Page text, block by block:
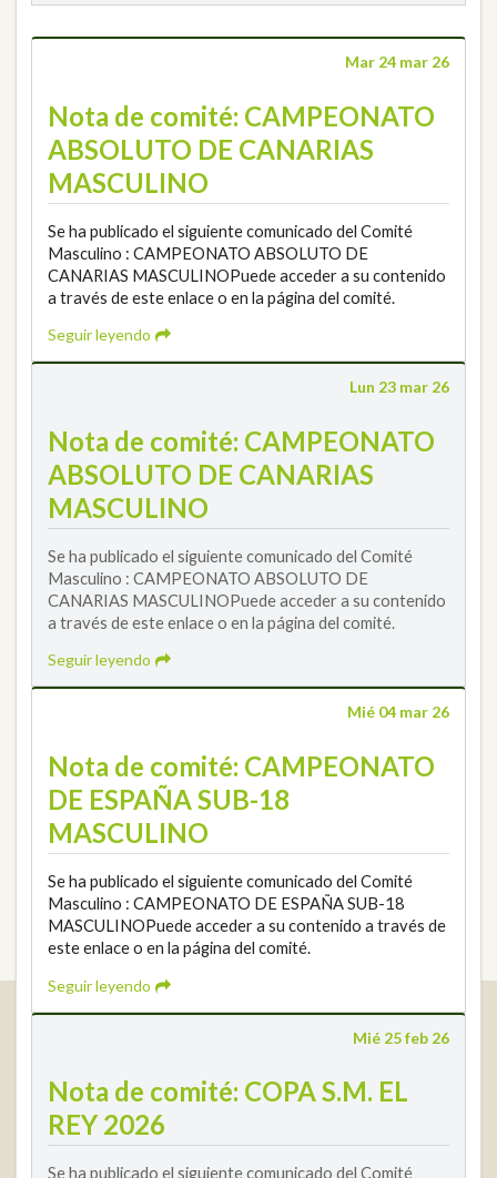
Mar 24 mar 26
Nota de comité: CAMPEONATO
ABSOLUTO DE CANARIAS
MASCULINO
Se ha publicado el siguiente comunicado del Comité
Masculino : CAMPEONATO ABSOLUTO DE
CANARIAS MASCULINOPuede acceder a su contenido
a través de este enlace o en la página del comité.
Seguir leyendo
Lun 23 mar 26
Nota de comité: CAMPEONATO
ABSOLUTO DE CANARIAS
MASCULINO
Se ha publicado el siguiente comunicado del Comité
Masculino : CAMPEONATO ABSOLUTO DE
CANARIAS MASCULINOPuede acceder a su contenido
a través de este enlace o en la página del comité.
Seguir leyendo
Mié 04 mar 26
Nota de comité: CAMPEONATO
DE ESPAÑA SUB-18
MASCULINO
Se ha publicado el siguiente comunicado del Comité
Masculino : CAMPEONATO DE ESPAÑA SUB-18
MASCULINOPuede acceder a su contenido a través de
este enlace o en la página del comité.
Seguir leyendo
Mié 25 feb 26
Nota de comité: COPA S.M. EL
REY 2026
Se ha publicado el siguiente comunicado del Comité
Calle Enlace, 9. 29016 Málaga, España
+34 952 225 590
info@rfga.org